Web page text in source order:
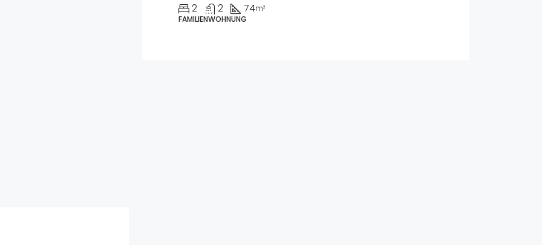
2
2 74m²
FAMILIENWOHNUNG